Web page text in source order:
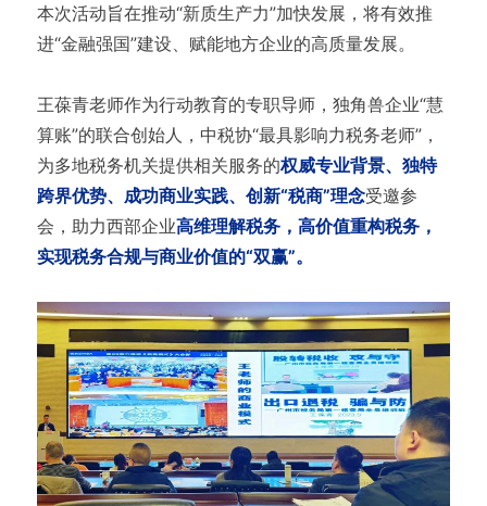
本次活动旨在推动“新质生产力”加快发展，将有效推
进“金融强国”建设、赋能地方企业的高质量发展。
王葆青老师作为行动教育的专职导师，独角兽企业“慧
算账”的联合创始人，中税协“最具影响力税务老师”，
为多地税务机关提供相关服务的权威专业背景、独特
跨界优势、成功商业实践、创新“税商”理念受邀参
会，助力西部企业高维理解税务，高价值重构税务，
实现税务合规与商业价值的“双赢”。